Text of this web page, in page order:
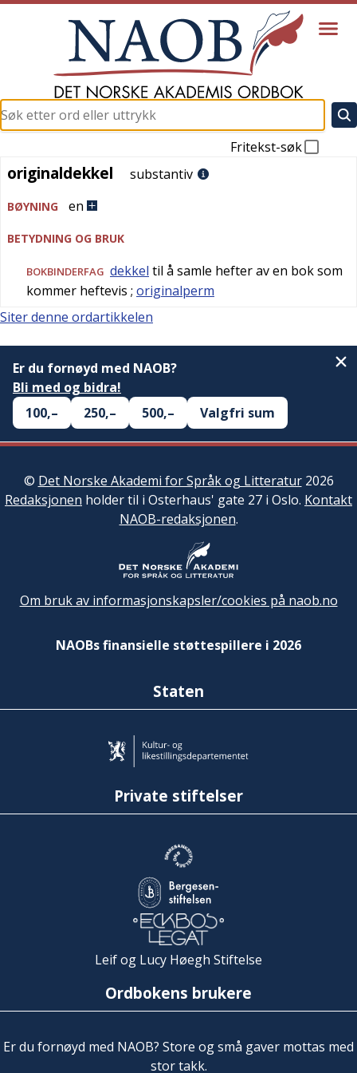
Fritekst-søk
originaldekkel
originaldekkel substantiv
BØYNING en
BETYDNING OG BRUK
BOKBINDERFAG dekkel til å samle hefter av en bok som
kommer heftevis ; originalperm
Siter denne ordartikkelen
Er du fornøyd med NAOB?
Bli med og bidra!
100,–
250,– 500,– Valgfri sum
© Det Norske Akademi for Språk og Litteratur2026
Redaksjonen holder til i Osterhaus' gate 27 i Oslo. Kontakt
NAOB-redaksjonen.
Om bruk av informasjonskapsler/cookies på naob.no
NAOBs finansielle støttespillere i 2026
Staten
Private stiftelser
Leif og Lucy Høegh Stiftelse
Ordbokens brukere
Er du fornøyd med NAOB? Store og små gaver mottas med
stor takk.